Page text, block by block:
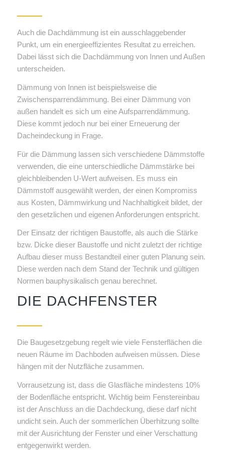
Auch die Dachdämmung ist ein ausschlaggebender
Punkt, um ein energieeffizientes Resultat zu erreichen.
Dabei lässt sich die Dachdämmung von Innen und Außen
unterscheiden.
Dämmung von Innen ist beispielsweise die
Zwischensparrendämmung. Bei einer Dämmung von
außen handelt es sich um eine Aufsparrendämmung.
Diese kommt jedoch nur bei einer Erneuerung der
Dacheindeckung in Frage.
Für die Dämmung lassen sich verschiedene Dämmstoffe
verwenden, die eine unterschiedliche Dämmstärke bei
gleichbleibenden U-Wert aufweisen. Es muss ein
Dämmstoff ausgewählt werden, der einen Kompromiss
aus Kosten, Dämmwirkung und Nachhaltigkeit bildet, der
den gesetzlichen und eigenen Anforderungen entspricht.
Der Einsatz der richtigen Baustoffe, als auch die Stärke
bzw. Dicke dieser Baustoffe und nicht zuletzt der richtige
Aufbau dieser muss Bestandteil einer guten Planung sein.
Diese werden nach dem Stand der Technik und gültigen
Normen bauphysikalisch genau berechnet.
DIE DACHFENSTER
Die Baugesetzgebung regelt wie viele Fensterflächen die
neuen Räume im Dachboden aufweisen müssen. Diese
hängen mit der Nutzfläche zusammen.
Vorrausetzung ist, dass die Glasfläche mindestens 10%
der Bodenfläche entspricht. Wichtig beim Fenstereinbau
ist der Anschluss an die Dachdeckung, diese darf nicht
undicht sein. Auch der sommerlichen Überhitzung sollte
mit der Ausrichtung der Fenster und einer Verschattung
entgegenwirkt werden.